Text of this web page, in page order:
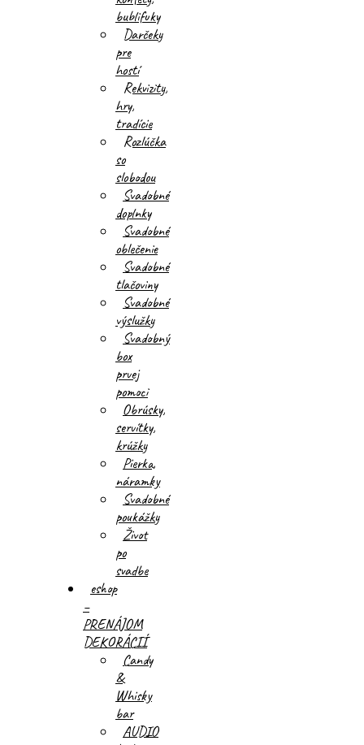
bublifuky
Darčeky
pre
hostí
Rekvizity,
hry,
tradície
Rozlúčka
so
slobodou
Svadobné
doplnky
Svadobné
oblečenie
Svadobné
tlačoviny
Svadobné
výslužky
Svadobný
box
prvej
pomoci
Obrúsky,
servítky,
krúžky
Pierka,
náramky
Svadobné
poukážky
Život
po
svadbe
eshop
–
PRENÁJOM
DEKORÁCIÍ
Candy
&
Whisky
bar
AUDIO